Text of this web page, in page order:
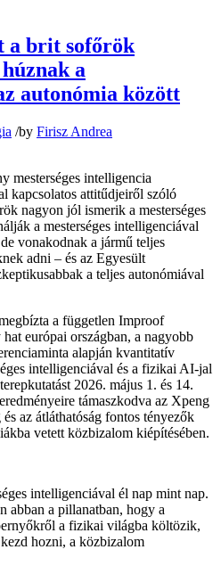
a brit sofőrök
a
autonómia között
/by Firisz Andrea
mesterséges intelligencia
kapcsolatos attitűdjeiről szóló
nagyon jól ismerik a mesterséges
a mesterséges intelligenciával
vonakodnak a jármű teljes
adni – és az Egyesült
a teljes autonómiával
a független Improof
európai országban, a nagyobb
alapján kvantitatív
intelligenciával és a fizikai AI-jal
2026. május 1. és 14.
támaszkodva az Xpeng
az átláthatóság fontos tényezők
vetett közbizalom kiépítésében.
intelligenciával él nap mint nap.
abban a pillanatban, hogy a
a fizikai világba költözik,
hozni, a közbizalom